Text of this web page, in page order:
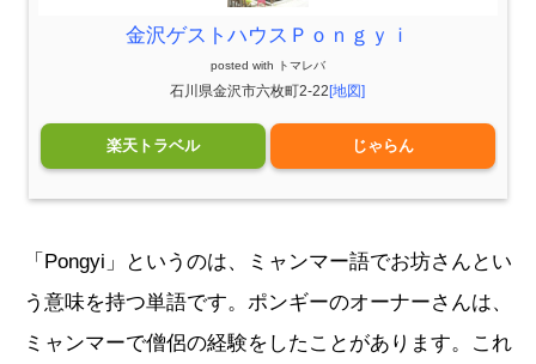
金沢ゲストハウスＰｏｎｇｙｉ
posted with トマレバ
石川県金沢市六枚町2-22[地図]
楽天トラベル じゃらん
「Pongyi」というのは、ミャンマー語でお坊さんとい
う意味を持つ単語です。ポンギーのオーナーさんは、
ミャンマーで僧侶の経験をしたことがあります。これ